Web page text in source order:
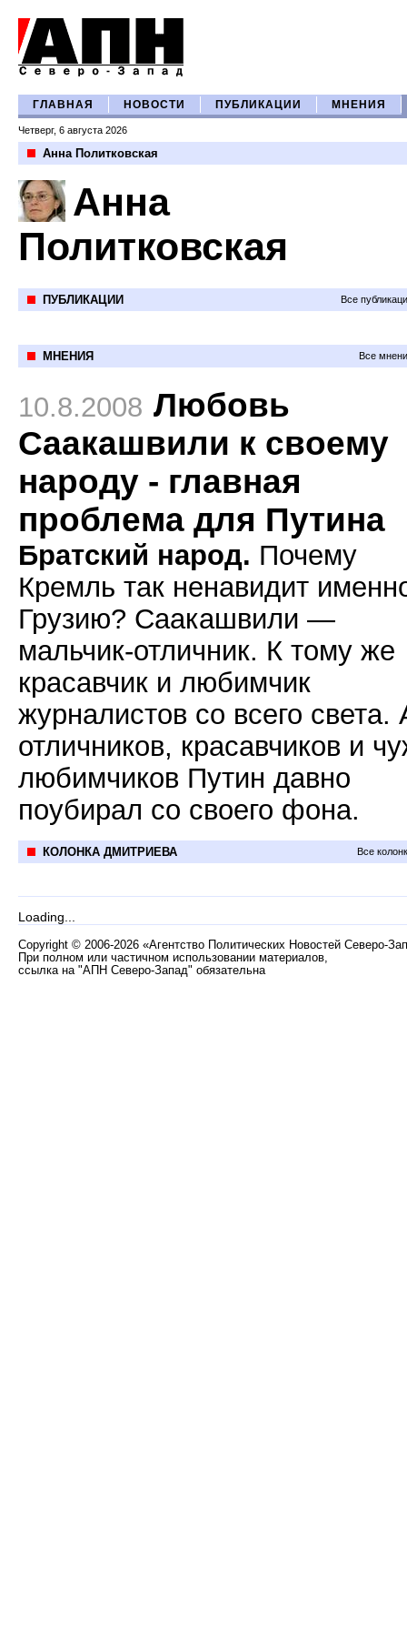
ГЛАВНАЯ НОВОСТИ ПУБЛИКАЦИИ МНЕНИЯ
Четверг, 6 августа 2026
Анна Политковская
Анна
Политковская
ПУБЛИКАЦИИ Все
МНЕНИЯ Все
10.8.2008 Любовь
Саакашвили к своему
народу - главная
проблема для Путина
Братский народ. Почему
Кремль так ненавидит
Грузию? Саакашвили —
мальчик-отличник. К тому же
красавчик и любимчик
журналистов со всего света.
отличников, красавчиков и
любимчиков Путин давно
поубирал со своего фона.
КОЛОНКА ДМИТРИЕВА Все
Loading...
Copyright © 2006-2026 «Агентство Политических Новостей Северо-
При полном или частичном использовании материалов,
ссылка на "АПН Северо-Запад" обязательна